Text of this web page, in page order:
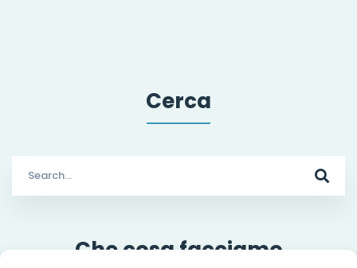
Cerca
for:
Che cosa facciamo